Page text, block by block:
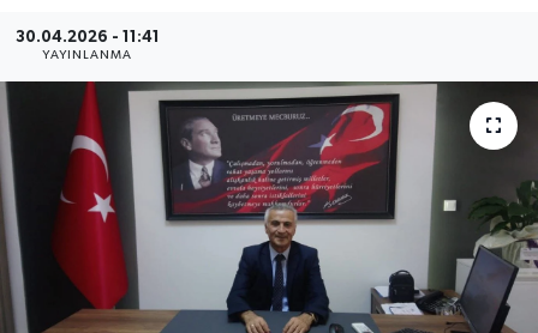
30.04.2026 - 11:41
YAYINLANMA
Kültür Sanat
Spor
Son Dakika Haberleri
Haber Arşivi